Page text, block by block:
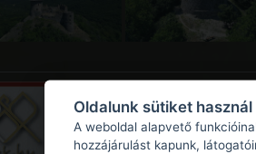
Oldalunk sütiket használ
A weboldal alapvető
hozzájárulást kapunk,